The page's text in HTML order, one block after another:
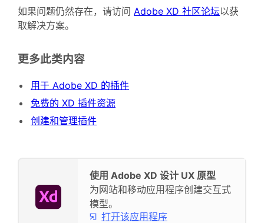
如果问题仍然存在，请访问 Adobe XD 社区论坛以获
取解决方案。
更多此类内容
用于 Adobe XD 的插件
免费的 XD 插件资源
创建和管理插件
使用 Adobe XD 设计 UX 原型
为网站和移动应用程序创建交互式
模型。
打开该应用程序